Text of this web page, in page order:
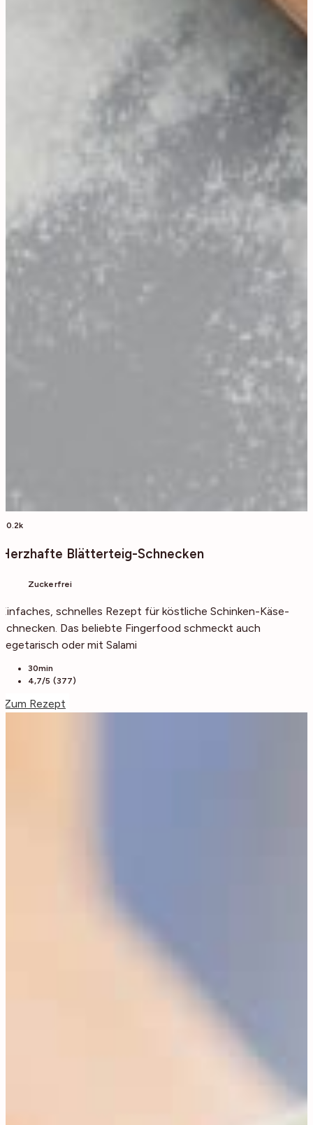
40.2k
Herzhafte Blätterteig-Schnecken
Zuckerfrei
Einfaches, schnelles Rezept für köstliche Schinken-Käse-
Schnecken. Das beliebte Fingerfood schmeckt auch
vegetarisch oder mit Salami
30min
4,7/5 (377)
Zum Rezept